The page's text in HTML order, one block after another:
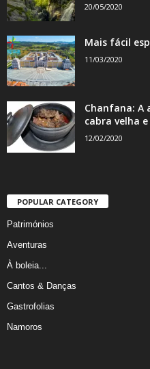
20/05/2020
Mais fácil
11/03/2020
Chanfana: A
cabra velha
12/02/2020
POPULAR CATEGORY
Patrimónios
Aventuras
À boleia...
Cantos & Danças
Gastrofolias
Namoros